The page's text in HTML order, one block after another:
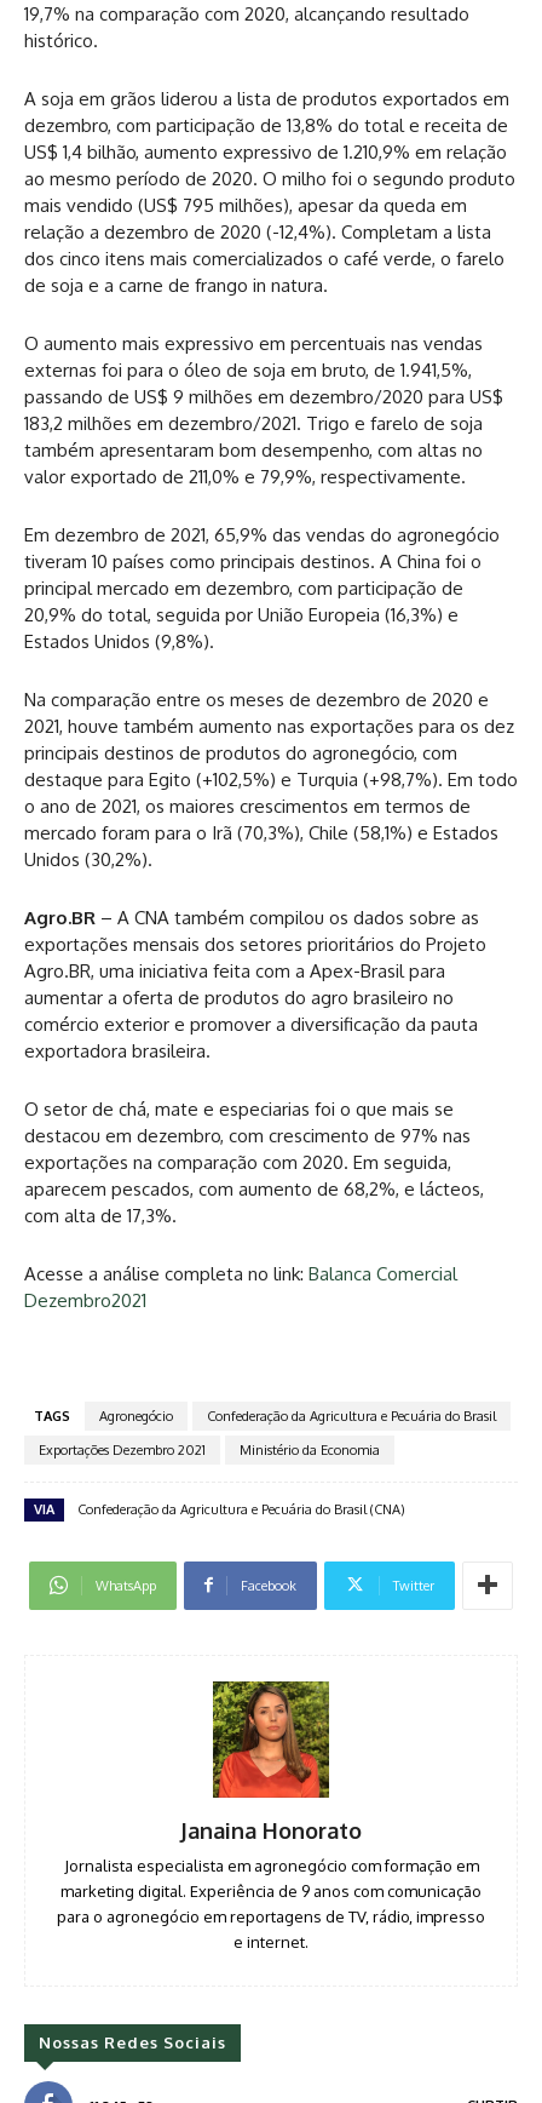
19,7% na comparação com 2020, alcançando resultado
histórico.
A soja em grãos liderou a lista de produtos exportados em
dezembro, com participação de 13,8% do total e receita de
US$ 1,4 bilhão, aumento expressivo de 1.210,9% em relação
ao mesmo período de 2020. O milho foi o segundo produto
mais vendido (US$ 795 milhões), apesar da queda em
relação a dezembro de 2020 (-12,4%). Completam a lista
dos cinco itens mais comercializados o café verde, o farelo
de soja e a carne de frango in natura.
O aumento mais expressivo em percentuais nas vendas
externas foi para o óleo de soja em bruto, de 1.941,5%,
passando de US$ 9 milhões em dezembro/2020 para US$
183,2 milhões em dezembro/2021. Trigo e farelo de soja
também apresentaram bom desempenho, com altas no
valor exportado de 211,0% e 79,9%, respectivamente.
Em dezembro de 2021, 65,9% das vendas do agronegócio
tiveram 10 países como principais destinos. A China foi o
principal mercado em dezembro, com participação de
20,9% do total, seguida por União Europeia (16,3%) e
Estados Unidos (9,8%).
Na comparação entre os meses de dezembro de 2020 e
2021, houve também aumento nas exportações para os dez
principais destinos de produtos do agronegócio, com
destaque para Egito (+102,5%) e Turquia (+98,7%). Em todo
o ano de 2021, os maiores crescimentos em termos de
mercado foram para o Irã (70,3%), Chile (58,1%) e Estados
Unidos (30,2%).
Agro.BR – A CNA também compilou os dados sobre as
exportações mensais dos setores prioritários do Projeto
Agro.BR, uma iniciativa feita com a Apex-Brasil para
aumentar a oferta de produtos do agro brasileiro no
comércio exterior e promover a diversificação da pauta
exportadora brasileira.
O setor de chá, mate e especiarias foi o que mais se
destacou em dezembro, com crescimento de 97% nas
exportações na comparação com 2020. Em seguida,
aparecem pescados, com aumento de 68,2%, e lácteos,
com alta de 17,3%.
Acesse a análise completa no link: Balanca Comercial
Dezembro2021
TAGS Agronegócio
Confederação da Agricultura e Pecuária do Brasil
Exportações Dezembro 2021
Ministério da Economia
VIA Confederação da Agricultura e Pecuária do Brasil (CNA)
WhatsApp Facebook Twitter
Janaina Honorato
Jornalista especialista em agronegócio com formação em
marketing digital. Experiência de 9 anos com comunicação
para o agronegócio em reportagens de TV, rádio, impresso
e internet.
Nossas Redes Sociais